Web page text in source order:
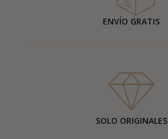
ENVÍO GRATIS
SOLO ORIGINALES